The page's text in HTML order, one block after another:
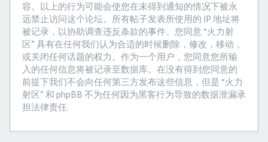
容。以上的行为可能会使您在未得到通知的情况下被永
远禁止访问这个论坛。所有帖子发表所使用的 IP 地址将
被记录，以协助调查违反条款的事件。您同意 “火力射
区” 具有在任何我们认为合适的时候删除，修改，移动，
或关闭任何话题的权力。作为一个用户，您同意您所输
入的任何信息将被记录至数据库。在没有得到您同意的
前提下我们不会向任何第三方发布这些信息，但是 “火力
射区” 和 phpBB 不为任何因为黑客行为导致的数据泄漏承
担法律责任.